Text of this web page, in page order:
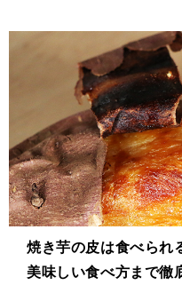
焼き芋の皮は食べられ
美味しい食べ方まで徹